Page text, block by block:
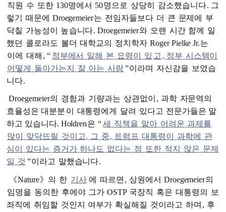
직원 수 또한 130명에서 50명으로 상당히 감소했습니다. 그
렇기
때문에 Droegemeier는 전임자들보다 더 큰 문제에
부
닥칠 가능성이 높습니다. Droegemeier와 오랜 시간 함께
일
했던 콜로라도 볼더 대학교의 정치학자 Roger Pielke Jr.는
이에
대해 , “ 정부에서 일해 본 요령이 있 고 , 정부 시스템이
어떻게
돌아가는지 잘 아는 사람”이라며 자신감을 보였습
니다.
Droegemeier의 경험과 기량과는 상관없이 , 과학 자문역의
효율성은 대분분 이 대통령에게 달려 있다고 전문가들은 말
하고 있습니다. Holdren은 “새 직책을 맡아 어려운 과제를
많이
맞닥뜨릴 것이고, 그 중, 트럼프 대통령이 과학에
관
심이
있다는 증거가 하나도 없다는 점 또한 적지 않은 문제
일 것 ”이라고 말했습니다.
《Nature》의 한 기사 에 따르면 , 상원에서 Droegemeier의
임명을 동의한 후에야 그가 OSTP 국장직 혹은 대통령의
보
좌직에
취임할 것인지 여부가 확실해질 것이라고 하며 , 후